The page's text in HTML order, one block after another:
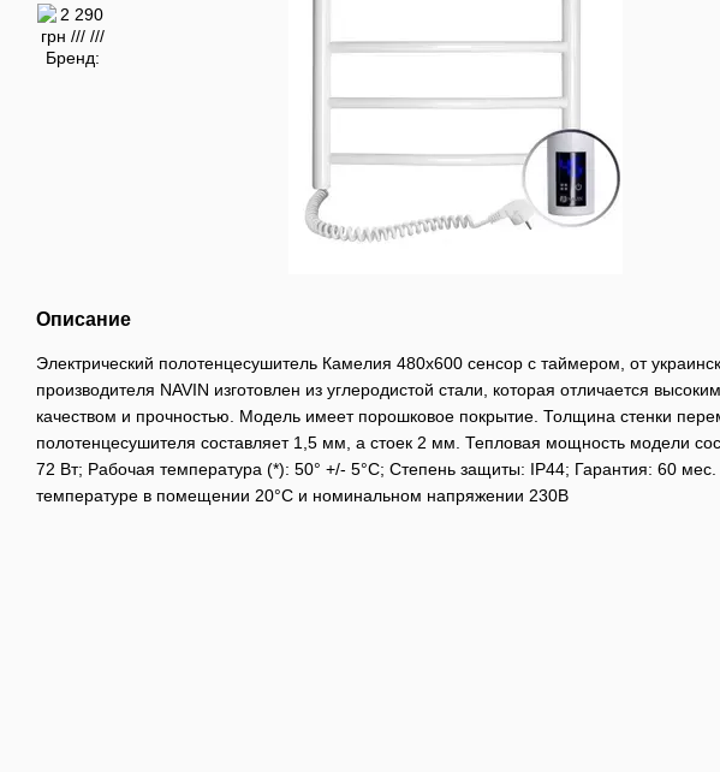
Описание
Электрический полотенцесушитель Камелия 480х600 сенсор с таймером, от
производителя NAVIN изготовлен из углеродистой стали, которая отличается высоким
качеством и прочностью. Модель имеет порошковое покрытие. Толщина стенки
полотенцесушителя составляет 1,5 мм, а стоек 2 мм. Тепловая мощность модели
72 Вт; Рабочая температура (*): 50° +/- 5°C; Степень защиты: IP44; Гарантия: 60 мес.
температуре в помещении 20°С и номинальном напряжении 230В